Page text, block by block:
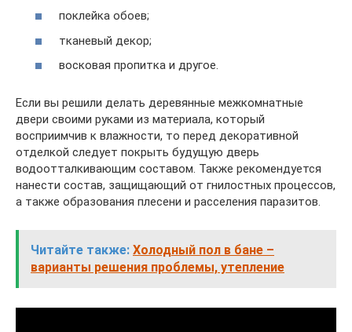
поклейка обоев;
тканевый декор;
восковая пропитка и другое.
Если вы решили делать деревянные межкомнатные
двери своими руками из материала, который
восприимчив к влажности, то перед декоративной
отделкой следует покрыть будущую дверь
водоотталкивающим составом. Также рекомендуется
нанести состав, защищающий от гнилостных процессов,
а также образования плесени и расселения паразитов.
Читайте также: Холодный пол в бане –
варианты решения проблемы, утепление